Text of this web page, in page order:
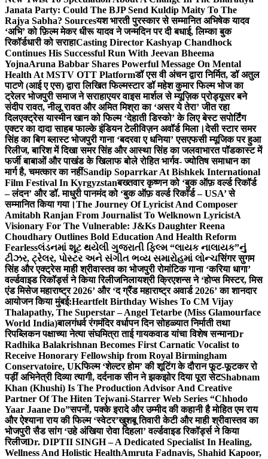
Janata Party: Could The BJP Send Kuldip Maity To The
Rajya Sabha? Sourcesयश भारती पुरस्कार से सम्मानित अभिषेक यादव
‘अभि’ को फ़िल्म मेकर धीरू यादव ने जन्मदिन पर दी बधाई, लिम्का बुक
रिकॉर्डधारी को सराहाCasting Director Kashyap Chandhock
Continues His Successful Run With Jeevan Bheema
YojnaAruna Babbar Shares Powerful Message On Mental
Health At MSTV OTT Platformडॉ एस वी अंचन द्वारा निर्मित, डॉ अतुल
पाटणे (आई ए एस) द्वारा लिखित फिल्मस्टार डॉ महेश कुमार फिल्म भोज का
ट्रेलर भोजपुरी समाज ने सराहाएयर वाइस मार्शल से म्यूज़िक प्रोड्यूसर बने
संदीप रावत, नीलू रावत और अमित मिश्रा का ‘असर ये तेरा’ जीत रहा
दिलएक्ट्रेस यास्मीन खान को फिल्म ‘देहाती डिस्को’ के लिए बेस्ट सपोर्टिंग
एक्टर का दादा साहब फाल्के इंडियन टेलीविज़न अवॉर्ड मिला।देसी स्टार समर
सिंह का बिग ब्लास्ट भोजपुरी गाना ‘बदरवा ए धनिया’ एसएफसी म्यूजिक पर हुआ
रिलीज, बारिश में दिखा समर सिंह और आस्था सिंह का जलवाभारत पॉडकास्ट में
फर्जी बाबाओं और पाखंड के खिलाफ बोले रोहित भार्गव- ज्योतिष समाधान का
मार्ग है, चमत्कार का नहींSandip Soparrkar At Bishkek International
Film Festival In Kyrgyzstanबख्तवार कृष्णन को ‘बुक ऑफ़ वर्ल्ड रिकॉर्ड
– लंदन’ और डॉ. माधुरी पानमंद को ‘बुक ऑफ़ वर्ल्ड रिकॉर्ड – USA’ से
सम्मानित किया गया।The Journey Of Lyricist And Composer
Amitabh Ranjan From Journalist To Welknown LyricistA
Visionary For The Vulnerable: J&Ks Daughter Reena
Choudhary Outlines Bold Education And Health Reform
Fearlessલંડનમાં શૂટ થયેલી ગુજરાતી ફિલ્મ “લાયક નાલાયક”નું
ટીઝર, ટ્રેલર, પોસ્ટર અને સંગીત ભવ્ય સમારોહમાં લોન્ચसिंगर सुगम
सिंह और एक्ट्रेस माही श्रीवास्तव का भोजपुरी रोमांटिक गाना ‘करिया धागा’
वर्ल्डवाइड रिकॉर्ड्स ने किया रिलीजनिलायश्री क्रिएशन्स ने ‘होप्स मिस्टर, मिस
एंड मिसेज महाराष्ट्र 2026’ और ‘द ग्रैंड महाराष्ट्र अवार्ड 2026’ का शानदार
आयोजन किया मुंबई:Heartfelt Birthday Wishes To CM Vijay
Thalapathy, The Superstar – Angel Tetarbe (Miss Glamourface
World India)बालगंधर्व रंगमंदिर वर्धापन दिन सोहळ्यात निर्माती तथा
रिपब्लिकन पक्षाच्या नेत्या संघमित्रा ताई गायकवाड यांचा विशेष सन्मानDr
Radhika Balakrishnan Becomes First Carnatic Vocalist to
Receive Honorary Fellowship from Royal Birmingham
Conservatoire, UKफिल्म ‘शेल्टर होम’ की शूटिंग के दौरान फूट-फूटकर रो
पड़ीं अभिनेत्री दिव्या त्यागी, दर्दनाक सीन ने झकझोर दिया पूरा सेटShabnam
Khan (Khushi) Is The Production Advisor And Creative
Partner Of The Hiten Tejwani-Starrer Web Series “Chhodo
Yaar Jaane Do”सपनों, पक्के इरादे और उम्मीद की कहानी है मोहित एम राय
और ऐश्याना राय की फिल्म ‘स्वेटर’खुशबू तिवारी केटी और माही श्रीवास्तव का
भोजपुरी सैड सांग ‘उहे अंखिया रोवा दिहला’ वर्ल्डवाइड रिकॉर्ड्स ने किया
रिलीजDr. DIPTII SINGH – A Dedicated Specialist In Healing,
Wellness And Holistic HealthAmruta Fadnavis, Shahid Kapoor,